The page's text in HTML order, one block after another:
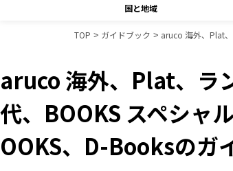
国と地域
TOP ガイドブック aruco 海外、Plat
aruco 海外、Plat、ラ
代、BOOKS スペシャ
OOKS、D-Booksのガ